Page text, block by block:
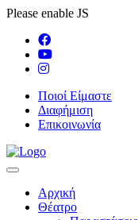
Please enable JS
Ποιοί Είμαστε
Διαφήμιση
Επικοινωνία
Αρχική
Θέατρο